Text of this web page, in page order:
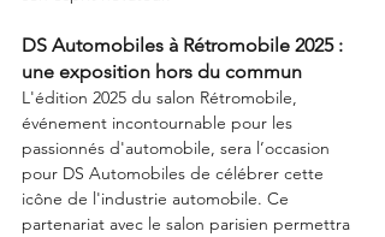
DS Automobiles à Rétromobile 2025 :
une exposition hors du commun
L'édition 2025 du salon Rétromobile,
événement incontournable pour les
passionnés d'automobile, sera l’occasion
pour DS Automobiles de célébrer cette
icône de l'industrie automobile. Ce
partenariat avec le salon parisien permettra